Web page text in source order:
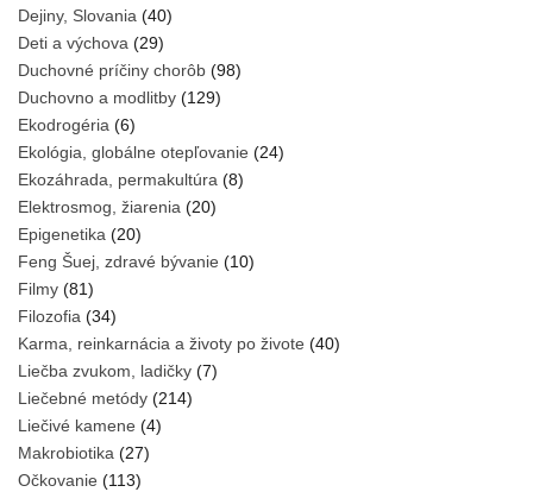
Dejiny, Slovania (40)
Deti a výchova (29)
Duchovné príčiny chorôb (98)
Duchovno a modlitby (129)
Ekodrogéria (6)
Ekológia, globálne otepľovanie (24)
Ekozáhrada, permakultúra (8)
Elektrosmog, žiarenia (20)
Epigenetika (20)
Feng Šuej, zdravé bývanie (10)
Filmy (81)
Filozofia (34)
Karma, reinkarnácia a životy po živote (40)
Liečba zvukom, ladičky (7)
Liečebné metódy (214)
Liečivé kamene (4)
Makrobiotika (27)
Očkovanie (113)